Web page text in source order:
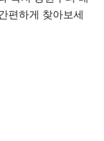
편하게 찾아보세